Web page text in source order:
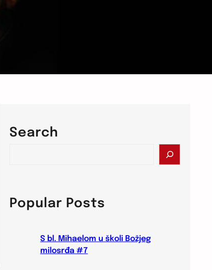
Search
c
hPopular Posts
S bl. Mihaelom u školi Božjeg
milosrđa #7